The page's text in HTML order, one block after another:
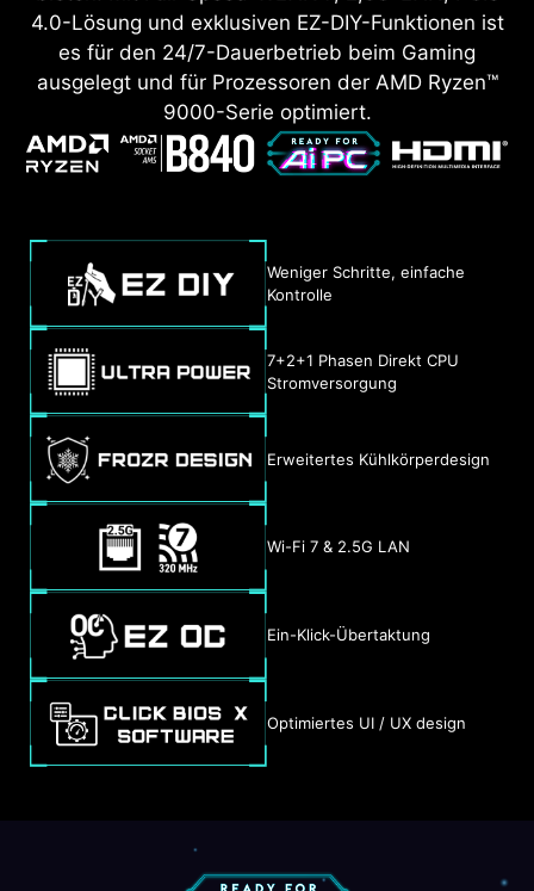
4.0-Lösung und exklusiven EZ-DIY-Funktionen ist
es für den 24/7-Dauerbetrieb beim Gaming
ausgelegt und für Prozessoren der AMD Ryzen™
9000-Serie optimiert.
Weniger Schritte, einfache
Kontrolle
7+2+1 Phasen Direkt CPU
Stromversorgung
Erweitertes Kühlkörperdesign
Wi-Fi 7 & 2.5G LAN
Ein-Klick-Übertaktung
Optimiertes UI / UX design